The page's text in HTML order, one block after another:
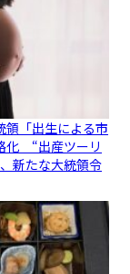
領「出生による市
化 “出産ツーリ
新たな大統領令